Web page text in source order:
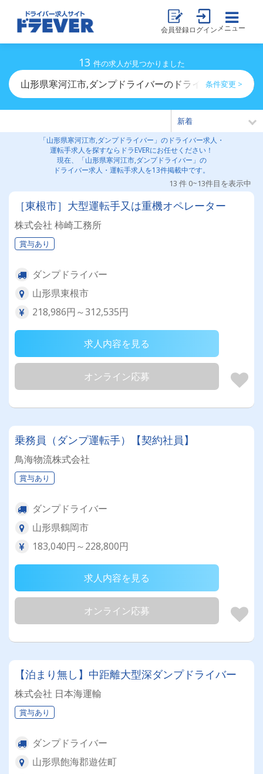
会員登録ログイン メニュー
13 件の求人が見つかりました
山形県寒河江市,ダンプドライバーのドライバー求人・運
条件変更 >
「山形県寒河江市,ダンプドライバー」のドライバー求人・
運転手求人を探すならドラEVERにお任せください！
現在、「山形県寒河江市,ダンプドライバー」の
ドライバー求人・運転手求人を13件掲載中です。
13 件 0~13件目を表示中
［東根市］大型運転手又は重機オペレーター
株式会社 柿崎工務所
賞与あり
ダンプドライバー
山形県東根市
218,986円～312,535円
求人内容を見る
オンライン応募
乗務員（ダンプ運転手）【契約社員】
鳥海物流株式会社
賞与あり
ダンプドライバー
山形県鶴岡市
183,040円～228,800円
求人内容を見る
オンライン応募
【泊まり無し】中距離大型深ダンプドライバー
株式会社 日本海運輸
賞与あり
ダンプドライバー
山形県飽海郡遊佐町